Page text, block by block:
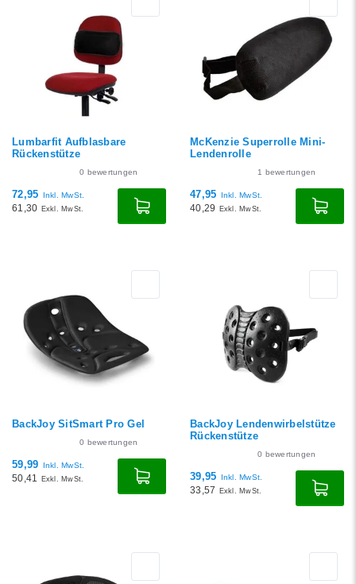
Lumbarfit Aufblasbare
Rückenstütze
0 bewertungen
72,95 Inkl. MwSt.
61,30 Exkl. MwSt.
McKenzie Superrolle Mini-
Lendenrolle
1 bewertungen
47,95 Inkl. MwSt.
40,29 Exkl. MwSt.
BackJoy SitSmart Pro Gel
0 bewertungen
59,99 Inkl. MwSt.
50,41 Exkl. MwSt.
BackJoy Lendenwirbelstütze
Rückenstütze
0 bewertungen
39,95 Inkl. MwSt.
33,57 Exkl. MwSt.